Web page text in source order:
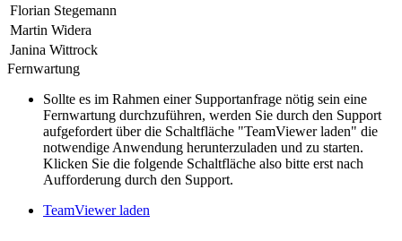
Florian Stegemann
Martin Widera
Janina Wittrock
Fernwartung
Sollte es im Rahmen einer Supportanfrage nötig sein eine
Fernwartung durchzuführen, werden Sie durch den Support
aufgefordert über die Schaltfläche "TeamViewer laden" die
notwendige Anwendung herunterzuladen und zu starten.
Klicken Sie die folgende Schaltfläche also bitte erst nach
Aufforderung durch den Support.
TeamViewer laden